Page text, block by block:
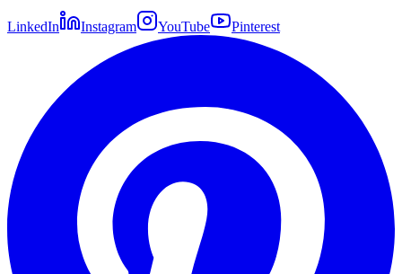
LinkedIn Instagram YouTube Pinterest